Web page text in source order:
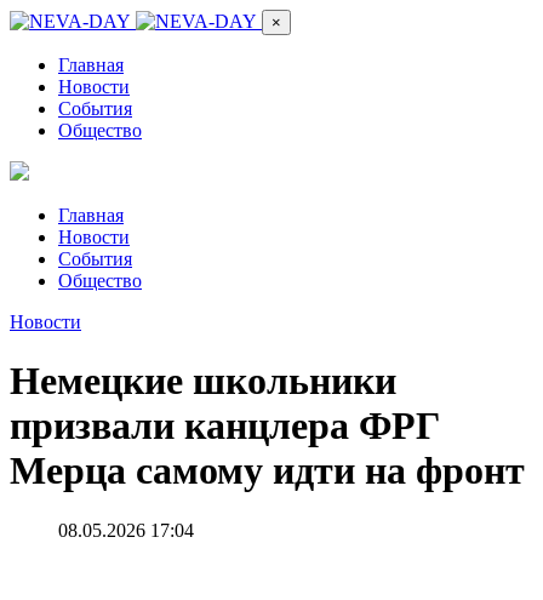
×
Главная
Новости
События
Общество
Главная
Новости
События
Общество
Новости
Немецкие школьники
призвали канцлера ФРГ
Мерца самому идти на фронт
08.05.2026 17:04